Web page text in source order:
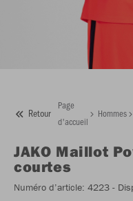
Retour
Page
d'accueil
Hommes
JAKO Maillot
courtes
Numéro d’article: 4223 -